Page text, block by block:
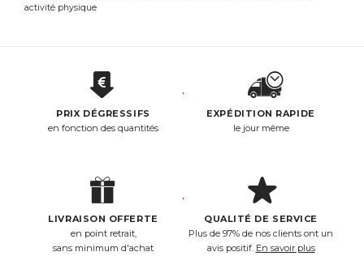
activité physique
PRIX DÉGRESSIFS
en fonction des quantités
EXPÉDITION RAPIDE
le jour même
LIVRAISON OFFERTE
en point retrait,
sans minimum d'achat
QUALITÉ DE SERVICE
Plus de 97% de nos clients ont un
avis positif. En savoir plus